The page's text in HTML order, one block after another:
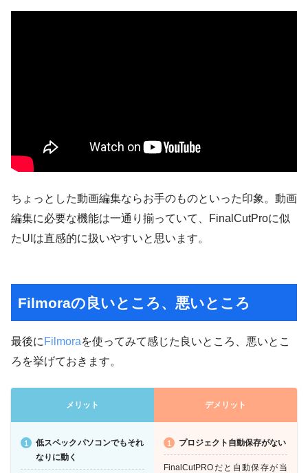
ちょっとした動画編集ならお手のものといった印象。動画
編集に必要な機能は一通り揃っていて、FinalCutProに似
たUIは直感的に扱いやすいと思います。
Filmoraの良いところ、悪いところ
最後に Filmoraを使ってみて感じた良いところ、悪いとこ
ろを挙げておきます。
メリット
低スペックパソコンでもそれ
なりに動く
デメリット
プロジェクト自動保存がない
FinalCutPROだと自動保存が当